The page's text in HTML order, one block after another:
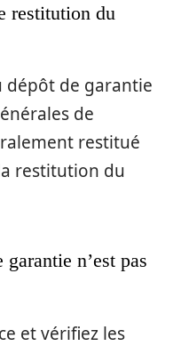
restitution du
dépôt de garantie
de
restitué
restitution du
n’est pas
et vérifiez les